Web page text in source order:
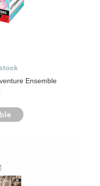
Ensemble